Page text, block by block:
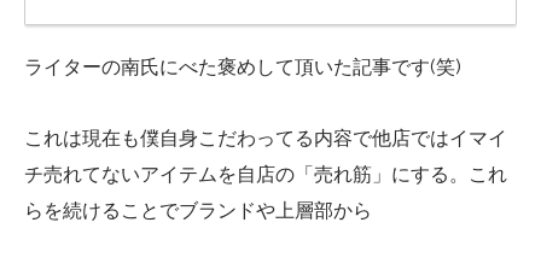
ライターの南氏にべた褒めして頂いた記事です(笑)
これは現在も僕自身こだわってる内容で他店ではイマイ
チ売れてないアイテムを自店の「売れ筋」にする。これ
らを続けることでブランドや上層部から